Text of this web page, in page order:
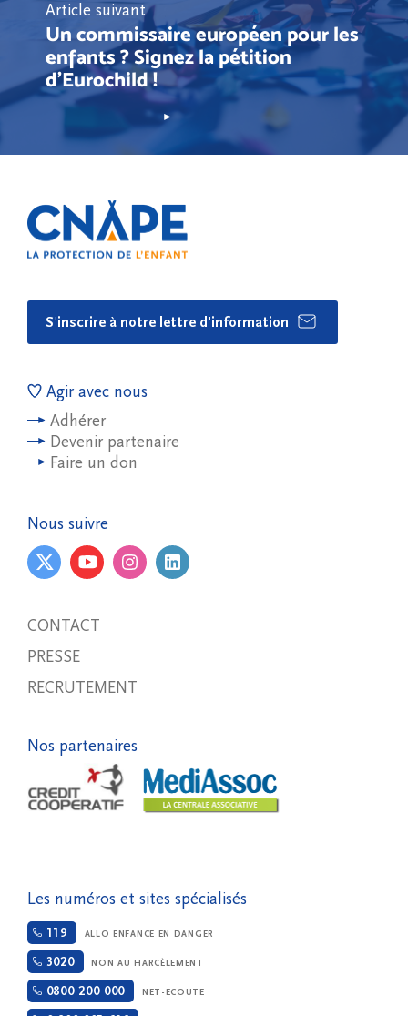
Article suivant
Un commissaire européen pour les
enfants ? Signez la pétition
d’Eurochild !
S'inscrire à notre lettre d'information
Agir avec nous
Adhérer
Devenir partenaire
Faire un don
Nous suivre
CONTACT
PRESSE
RECRUTEMENT
Nos partenaires
Les numéros et sites spécialisés
119 ALLO ENFANCE EN DANGER
3020 NON AU HARCÈLEMENT
0800 200 000 NET-ECOUTE